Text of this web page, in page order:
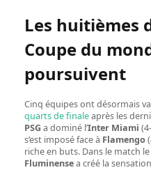
Les huitièmes
Coupe du
poursuivent
Cinq équipes ont désormais
quarts de finaleaprès les
PSG a dominé l’Inter Miami
s’est imposé face à Flamengo
riche en buts. Dans le match
Fluminensea créé la